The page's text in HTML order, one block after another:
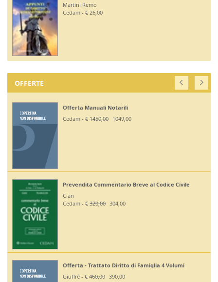
Martini Remo
Cedam - € 26,00
OFFERTE
Offerta Manuali Notarili
Cedam - €1450,00 1049,00
Prevendita Commentario Breve al Codice Civile
Cedam - €320,00 304,00
Offerta - Trattato Diritto di Famiglia 4 Volumi
Giuffrè - €460,00 390,00